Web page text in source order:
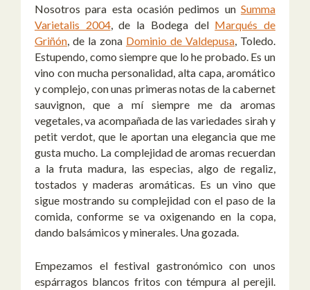
Nosotros para esta ocasión pedimos un Summa
Varietalis 2004, de la Bodega del Marqués de
Griñón, de la zona Dominio de Valdepusa, Toledo.
Estupendo, como siempre que lo he probado. Es un
vino con mucha personalidad, alta capa, aromático
y complejo, con unas primeras notas de la cabernet
sauvignon, que a mí siempre me da aromas
vegetales, va acompañada de las variedades sirah y
petit verdot, que le aportan una elegancia que me
gusta mucho. La complejidad de aromas recuerdan
a la fruta madura, las especias, algo de regaliz,
tostados y maderas aromáticas. Es un vino que
sigue mostrando su complejidad con el paso de la
comida, conforme se va oxigenando en la copa,
dando balsámicos y minerales. Una gozada.
Empezamos el festival gastronómico con unos
espárragos blancos fritos con témpura al perejil.